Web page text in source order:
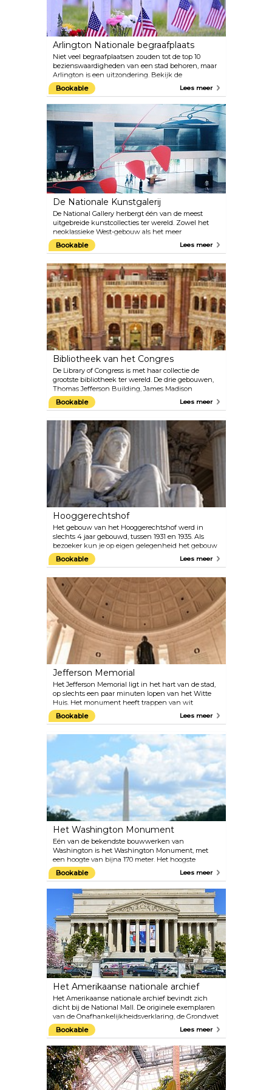
Arlington Nationale begraafplaats
Niet veel begraafplaatsen zouden tot de top 10
bezienswaardigheden van een stad behoren, maar
Arlington is een uitzondering. Bekijk de
ceremoniële wisseling van de wacht bij de Tomb of
the Unknown Soldier, waar soldaten 24 uur per
dag toezicht houden ter ere van de niet-
geïdentificeerde doden uit de Eerste en de Tweede
Wereldoorlog en de Koreaanse Oorlog.
Bookable Lees meer
De Nationale Kunstgalerij
De National Gallery herbergt één van de meest
uitgebreide kunstcollecties ter wereld. Zowel het
neoklassieke West-gebouw als het meer
modernistische gebouw Oost weerspiegelen het
aanbod en de kwaliteit van de werken binnenin. Er
bezoekers, niet alleen persoonlijk maar ook virtueel.
De Beeldentuin, een enorme buitenruimte met
monumentale sculpturen, is verbonden aan het
Nationale galerij.
Bookable Lees meer
Bibliotheek van het Congres
De Library of Congress is met haar collectie de
grootste bibliotheek ter wereld. De drie gebouwen,
Thomas Jefferson Building, James Madison
Memorial Building en het John Adams Building,
zijn prachtige historische gebouwen die zelfs een
galeriegesprekken, rondleidingen, concerten,
lezingen en andere evenementen worden
aangeboden voor de bezoekers in de bibliotheek.
Bookable Lees meer
Hooggerechtshof
Het gebouw van het Hooggerechtshof werd in
slechts 4 jaar gebouwd, tussen 1931 en 1935. Als
bezoeker kun je op eigen gelegenheid het gebouw
bezoeken, de educatieve films bekijken en
deelnemen aan verschillende programma's. Terwijl
Hooggerechtshof zich op de begane grond
bevinden, bevindt zich de rechtszaal op de eerste
verdieping.
Bookable Lees meer
Jefferson Memorial
Het Jefferson Memorial ligt in het hart van de stad,
op slechts een paar minuten lopen van het Witte
Huis. Het monument heeft trappen van wit
Georgia-marmer. Als je naar binnen stapt, ontvouwt
zich in het midden een standbeeld van Thomas
Evans.
Bookable Lees meer
Het Washington Monument
Eén van de bekendste bouwwerken van
Washington is het Washington Monument, met
een hoogte van bijna 170 meter. Het hoogste
gebouw in Washington DC is zichtbaar vanuit alle
delen van de stad. Als je de lift naar boven neemt,
heb je een schilderachtig uitzicht op de hoofdstad
van de Verenigde Staten!
Bookable Lees meer
Het Amerikaanse nationale archief
Het Amerikaanse nationale archief bevindt zich
dicht bij de National Mall. De originele exemplaren
van de Onafhankelijkheidsverklaring, de Grondwet
en de Bill of Rights (de eerste tien amendementen
in de grondwet) worden voor het publiek
tentoongesteld in de hoofdzaal van het gebouw. Bij
binnenkomst in de Rotunda for the Charters of
Freedom, de hoofdkamer, kun je de belangrijkste
documenten van de Verenigde Staten van Amerika
bekijken. Fotograferen met flits is verboden!
Bookable Lees meer